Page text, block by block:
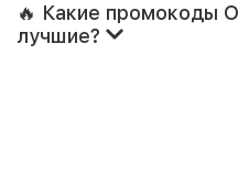
🔥 Какие промокоды
лучшие?